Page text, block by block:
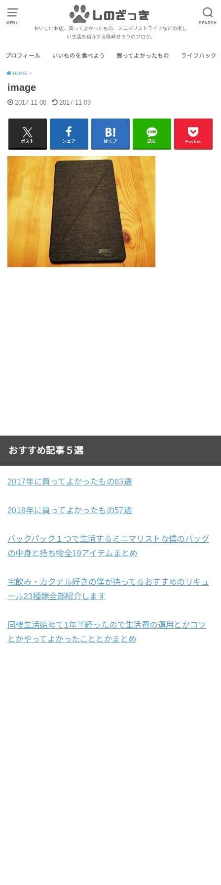
MENU SEARCH
おいしいお店、買ってよかったもの、ミニマリストライフなどの楽し
い生活を紹介する篠崎せろりのブログ。
プロフィール いいものを食べよう 買ってよかったもの ライフハック
HOME
image
2017-11-08 2017-11-09
ポスト シェア はてブ 送る Pocket
おすすめ記事５選
2017年に買ってよかったもの63選
2018年に買ってよかったもの57選
バックパック１つで生活するミニマリストな僕のバッグ
の中身と持ち物全19アイテムまとめ
宅飲み・カクテル好きの僕が持ってるおすすめのリキュ
ール23種類全部紹介します
同棲生活始めて1年半経ったので生活費の運用とかコツ
とかやってよかったこととかまとめ